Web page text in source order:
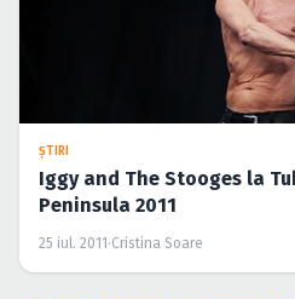
ŞTIRI
Iggy and The Stooges la
Peninsula 2011
25 iul. 2011 ·Cristina Soare